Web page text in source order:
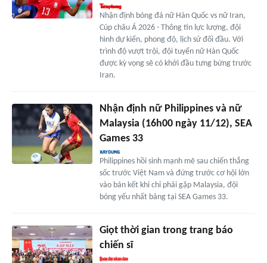
Nhận định bóng đá nữ Hàn Quốc vs nữ Iran,
Cúp châu Á 2026 - Thông tin lực lượng, đội
hình dự kiến, phong độ, lịch sử đối đầu. Với
trình độ vượt trội, đội tuyển nữ Hàn Quốc
được kỳ vọng sẽ có khởi đầu tưng bừng trước
Iran.
Nhận định nữ Philippines và nữ
Malaysia (16h00 ngày 11/12), SEA
Games 33
Philippines hồi sinh mạnh mẽ sau chiến thắng
sốc trước Việt Nam và đứng trước cơ hội lớn
vào bán kết khi chỉ phải gặp Malaysia, đội
bóng yếu nhất bảng tại SEA Games 33.
Giọt thời gian trong trang báo
chiến sĩ